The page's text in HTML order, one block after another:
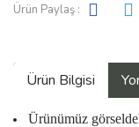
Ürün Paylaş :
Ürün Bilgisi
Ürünümüz